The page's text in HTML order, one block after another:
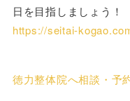
日を目指しましょう！
https://seitai-
徳力整体院へ相談・予